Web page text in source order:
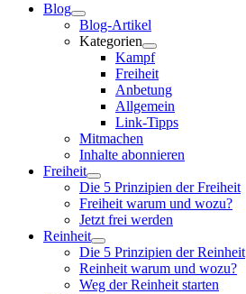
Blog
Blog-Artikel
Kategorien
Kampf
Freiheit
Anbetung
Allgemein
Link-Tipps
Mitmachen
Inhalte abonnieren
Freiheit
Die 5 Prinzipien der Freiheit
Freiheit warum und wozu?
Jetzt frei werden
Reinheit
Die 5 Prinzipien der Reinheit
Reinheit warum und wozu?
Weg der Reinheit starten